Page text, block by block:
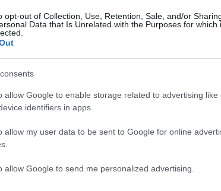
opt-out of Collection, Use, Retention, Sale, and/or
Data that Is Unrelated with the Purposes for which
allow Google to enable storage related to advertising like
identifiers in apps.
allow my user data to be sent to Google for online
allow Google to send me personalized advertising.
του κοιμητηρίου αναγκάστηκε να πάρει πίσω ο
Αργοστολιώτισσας Αμαλίας Μοσχονά, που του
της τι σκόπευε να κάνει αν επέμενε στο ωράριο 9 το